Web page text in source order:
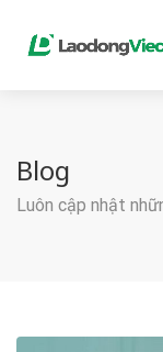
Blog
Luôn cập nhật